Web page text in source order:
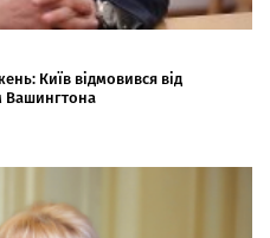
Київ відмовився від
Вашингтона